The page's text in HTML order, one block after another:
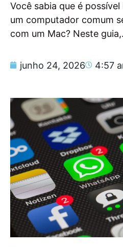
Você sabia que é
um computador comum
com um Mac? Neste
junho 24, 2026 4:57